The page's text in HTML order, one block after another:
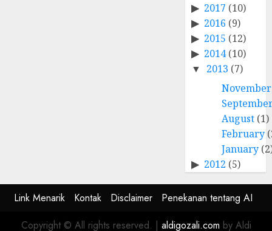
2017 (10)
2016 (9)
2015 (12)
2014(10)
2013 (7)
November
August (1)
February
January
2012 (5)
Link Menarik Kontak Disclaimer
Penekanan tentang AI
Copyright © All rights reserved. | aldigozali.com by Aldi